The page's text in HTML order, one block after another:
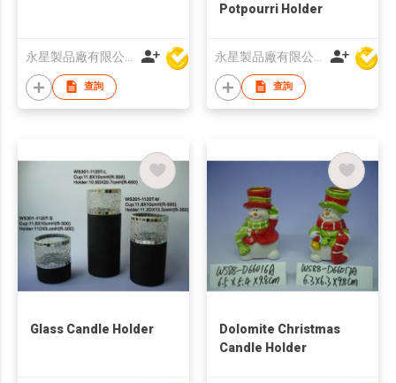
查詢
Potpourri Holder
查詢
Glass Candle Holder
Dolomite Christmas
Candle Holder